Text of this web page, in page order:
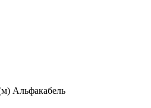
Альфакабель